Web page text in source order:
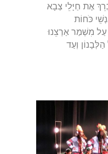
אֶת חַיָּלֵי צְבָא
כֹּחוֹת
עַל מִשְׁמַר אַרְצֵנוּ
הַלְּבָנוֹן וְעַד